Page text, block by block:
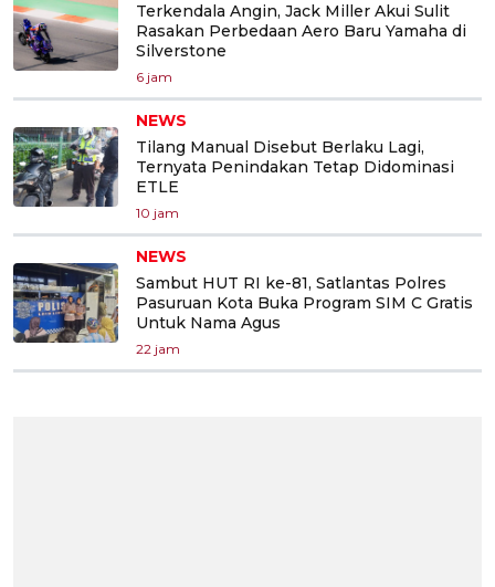
Terkendala Angin, Jack Miller Akui Sulit
Rasakan Perbedaan Aero Baru Yamaha di
Silverstone
6 jam
NEWS
Tilang Manual Disebut Berlaku Lagi,
Ternyata Penindakan Tetap Didominasi
ETLE
10 jam
NEWS
Sambut HUT RI ke-81, Satlantas Polres
Pasuruan Kota Buka Program SIM C Gratis
Untuk Nama Agus
22 jam